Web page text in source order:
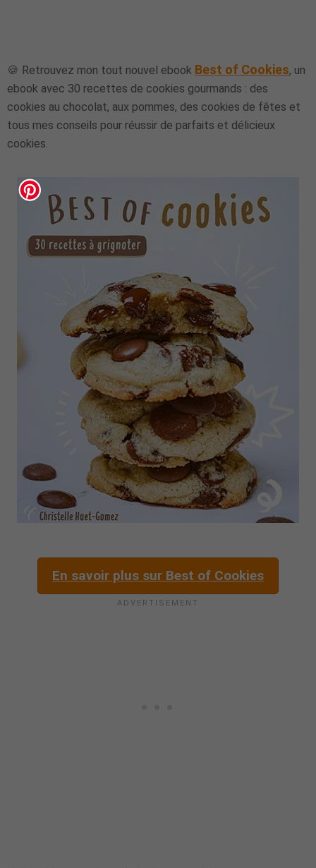
🍪 Retrouvez mon tout nouvel ebook Best of Cookies, un
ebook avec 30 recettes de cookies gourmands : des
cookies au chocolat, aux pommes, des cookies de fêtes et
tous mes conseils pour réussir de parfaits et délicieux
cookies.
En savoir plus sur Best of Cookies